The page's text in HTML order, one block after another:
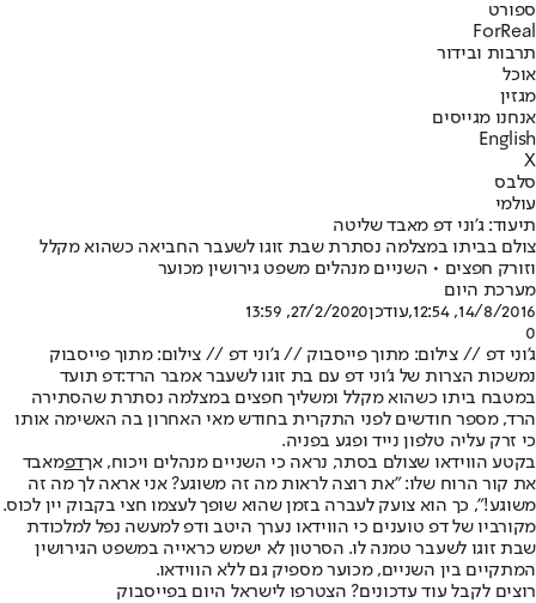
ספורט
ForReal
תרבות ובידור
אוכל
מגזין
אנחנו מגייסים
English
X
סלבס
עולמי
תיעוד: ג'וני דפ מאבד שליטה
צולם בביתו במצלמה נסתרת שבת זוגו לשעבר החביאה כשהוא מקלל
וזורק חפצים • השניים מנהלים משפט גירושין מכוער
מערכת היום
14/8/2016, 12:54
,עודכן27/2/2020, 13:59
0
ג'וני דפ // צילום: מתוך פייסבוק // ג'וני דפ // צילום: מתוך פייסבוק
נמשכות הצרות של ג'וני דפ עם בת זוגו לשעבר אמבר הרד:דפ תועד
במטבח ביתו כשהוא מקלל ומשליך חפצים במצלמה נסתרת שהסתירה
הרד, מספר חודשים לפני התקרית בחודש מאי האחרון בה האשימה אותו
כי זרק עליה טלפון נייד ופגע בפניה.
בקטע הווידאו שצולם בסתר, נראה כי השניים מנהלים ויכוח, אךדפמאבד
את קור הרוח שלו: "את רוצה לראות מה זה משוגע? אני אראה לך מה זה
משוגע!", כך הוא צועק לעברה בזמן שהוא שופך לעצמו חצי בקבוק יין לכוס.
מקורביו של דפ טוענים כי הווידאו נערך היטב ודפ למעשה נפל למלכודת
שבת זוגו לשעבר טמנה לו. הסרטון לא ישמש כראייה במשפט הגירושין
המתקיים בין השניים, מכוער מספיק גם ללא הווידאו.
רוצים לקבל עוד עדכונים? הצטרפו לישראל היום בפייסבוק